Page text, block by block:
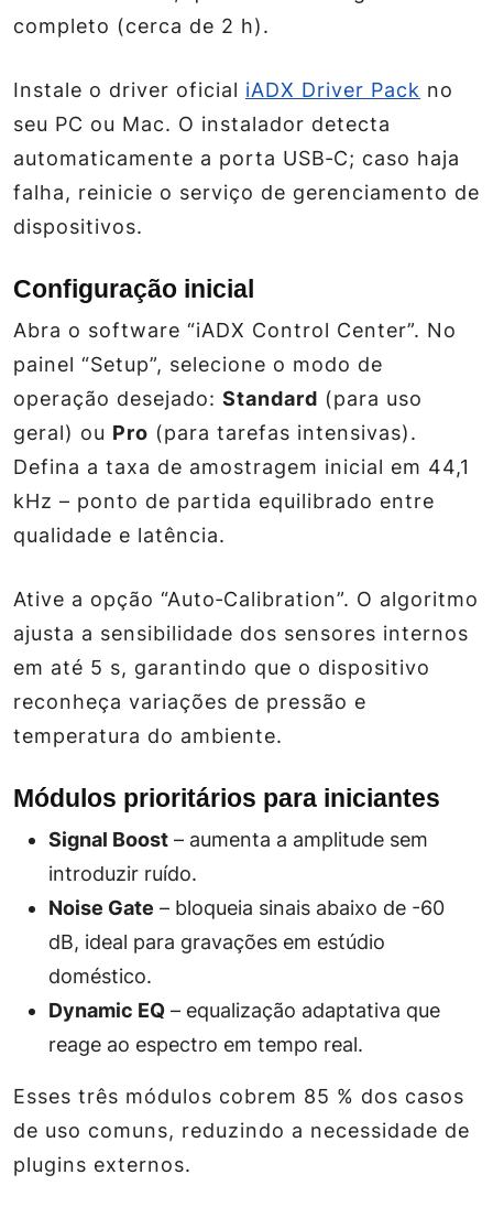
completo (cerca de 2 h).
Instale o driver oficial iADX Driver Pack no
seu PC ou Mac. O instalador detecta
automaticamente a porta USB‑C; caso haja
falha, reinicie o serviço de gerenciamento de
dispositivos.
Configuração inicial
Abra o software “iADX Control Center”. No
painel “Setup”, selecione o modo de
operação desejado: Standard (para uso
geral) ou Pro (para tarefas intensivas).
Defina a taxa de amostragem inicial em 44,1
kHz – ponto de partida equilibrado entre
qualidade e latência.
Ative a opção “Auto‑Calibration”. O algoritmo
ajusta a sensibilidade dos sensores internos
em até 5 s, garantindo que o dispositivo
reconheça variações de pressão e
temperatura do ambiente.
Módulos prioritários para iniciantes
Signal Boost – aumenta a amplitude sem
introduzir ruído.
Noise Gate – bloqueia sinais abaixo de -60
dB, ideal para gravações em estúdio
doméstico.
Dynamic EQ – equalização adaptativa que
reage ao espectro em tempo real.
Esses três módulos cobrem 85 % dos casos
de uso comuns, reduzindo a necessidade de
plugins externos.